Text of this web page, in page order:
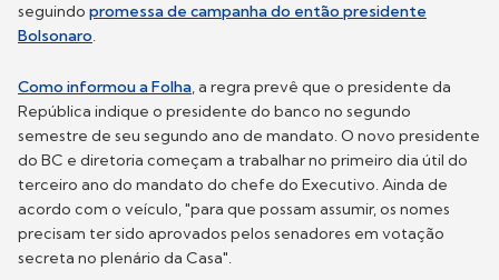
seguindo promessa de campanha do então presidente
Bolsonaro.
Como informou a Folha, a regra prevê que o presidente da
República indique o presidente do banco no segundo
semestre de seu segundo ano de mandato. O novo presidente
do BC e diretoria começam a trabalhar no primeiro dia útil do
terceiro ano do mandato do chefe do Executivo. Ainda de
acordo com o veículo, "para que possam assumir, os nomes
precisam ter sido aprovados pelos senadores em votação
secreta no plenário da Casa".